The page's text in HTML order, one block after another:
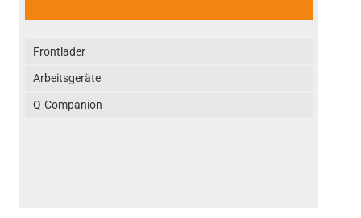
Frontlader
Arbeitsgeräte
Q-Companion